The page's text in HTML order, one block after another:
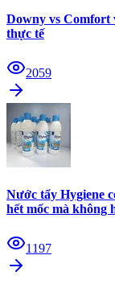
Downy vs Comfort
thực tế
2059
Nước tẩy Hygiene
hết mốc mà không
1197